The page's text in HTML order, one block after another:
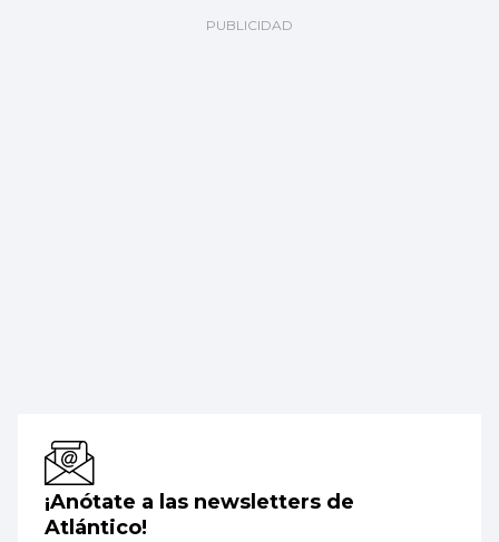
¡Anótate a las newsletters de
Atlántico!